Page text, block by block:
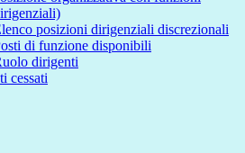
posizioni dirigenziali discrezionali
di funzione disponibili
dirigenti
cessati